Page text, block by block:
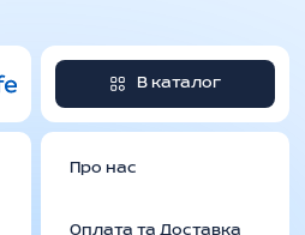
В каталог
Про нас
Оплата та Доставка